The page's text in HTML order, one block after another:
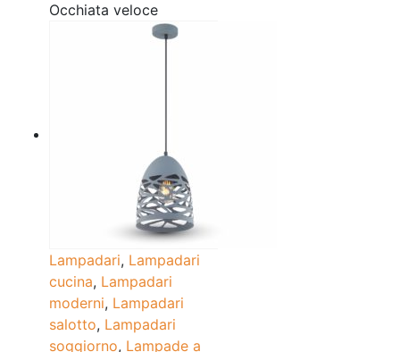
Occhiata veloce
Lampadari, Lampadari
cucina, Lampadari
moderni, Lampadari
salotto, Lampadari
soggiorno, Lampade a